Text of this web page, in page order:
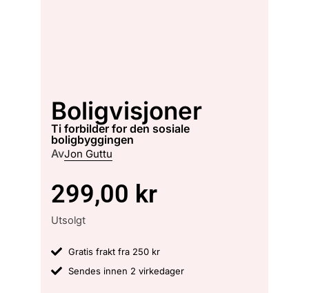
Boligvisjoner
ti forbilder for den sosiale
boligbyggingen
AvJon Guttu
299,00 kr
Utsolgt
Gratis frakt fra 250 kr
Sendes innen 2 virkedager